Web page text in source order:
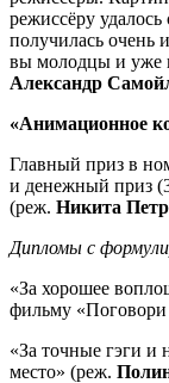
режиссёру
получилась очень
вы молодцы и уже
Александр
«Анимационное
Главный приз в
и денежный приз
(реж. Никита
Дипломы с
«За хорошее
фильму
«За точные гэги и
место» (реж.